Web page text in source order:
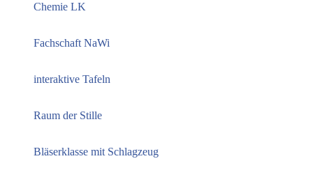
Chemie LK
Fachschaft NaWi
interaktive Tafeln
Raum der Stille
Bläserklasse mit Schlagzeug